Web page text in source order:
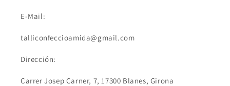
E-Mail:
talliconfeccioamida@gmail.com
Dirección:
Carrer Josep Carner, 7, 17300 Blanes, Girona